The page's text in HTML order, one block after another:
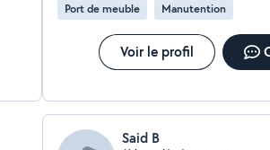
Port de meuble Manutention
Voir le profil
Said B